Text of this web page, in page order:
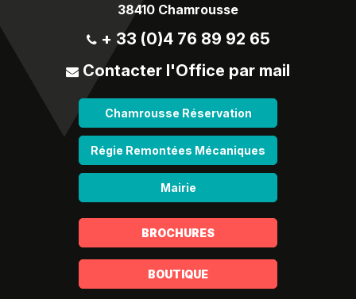
38410 Chamrousse
+ 33 (0)4 76 89 92 65
Contacter l'Office par mail
Chamrousse Réservation
Régie Remontées Mécaniques
Mairie
BROCHURES
BOUTIQUE